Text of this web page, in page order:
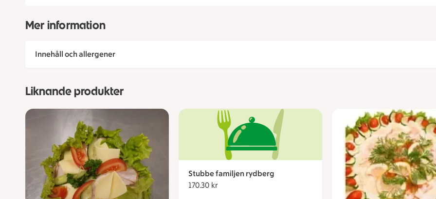
Mer information
Innehåll och allergener
Liknande produkter
Stubbe familjen rydberg
170.30 kr